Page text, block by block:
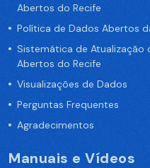
Abertos do Recife
Política de Dados Abertos
Sistemática de Atualização
Abertos do Recife
Visualizações de Dados
Perguntas Frequentes
Agradecimentos
Manuais e Vídeos